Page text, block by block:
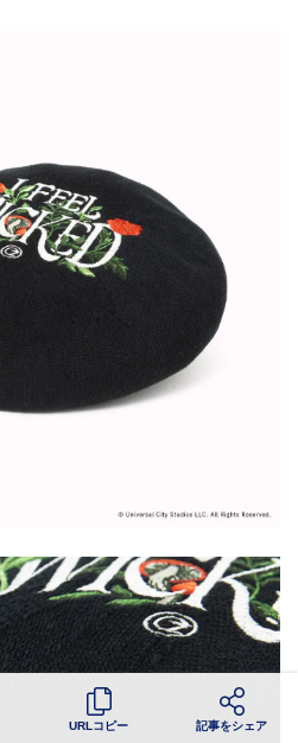
URLコピー 記事をシェア